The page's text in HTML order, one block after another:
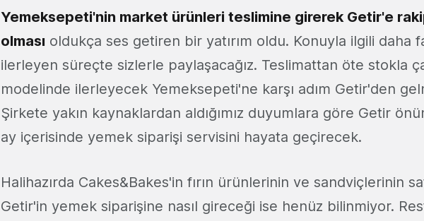
Yemeksepeti'nin market ürünleri teslimine girerek Getir'e
olması oldukça ses getiren bir yatırım oldu. Konuyla ilgili daha
ilerleyen süreçte sizlerle paylaşacağız. Teslimattan öte stokla
modelinde ilerleyecek Yemeksepeti'ne karşı adım Getir'den
Şirkete yakın kaynaklardan aldığımız duyumlara göre Getir
ay içerisinde yemek siparişi servisini hayata geçirecek.
Halihazırda Cakes&Bakes'in fırın ürünlerinin ve sandviçlerinin
Getir'in yemek siparişine nasıl gireceği ise henüz bilinmiyor.